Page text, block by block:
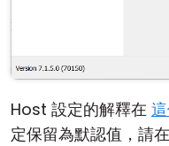
Host 設定的解釋在
定保留為默認值，請